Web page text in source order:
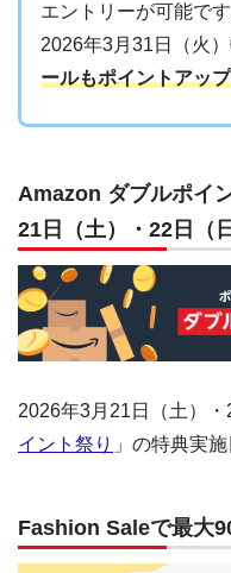
エントリーが可能で
2026年3月31日（火
ールもポイントアッ
Amazon ダブルポイ
21日（土）・22日（
2026年3月21日（土）・
イント祭り 」の特典実施
Fashion Saleで最大